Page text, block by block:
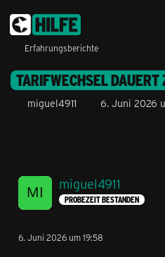
Erfahrungsberichte
TARIFWECHSEL DAUERT
miguel4911 6. Juni 2026
miguel4911
PROBEZEIT BESTANDEN
6. Juni 2026 um 19:58